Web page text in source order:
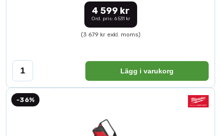
4 599 kr
Ord. pris: 6 531 kr
(3 679 kr exkl. moms)
Lägg i varukorg
-36%